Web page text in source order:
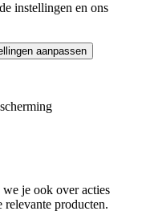
instellingen en ons
aanpassen
je ook over acties
relevante producten.